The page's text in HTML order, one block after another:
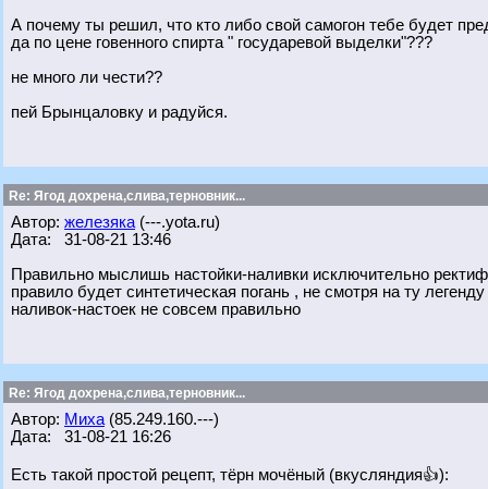
А почему ты решил, что кто либо свой самогон тебе будет
да по цене говенного спирта " государевой выделки"???
не много ли чести??
пей Брынцаловку и радуйся.
Re: Ягод дохрена,слива,терновник...
Автор: железяка (---.yota.ru)
Дата: 31-08-21 13:46
Правильно мыслишь настойки-наливки исключительно
правило будет синтетическая погань , не смотря на ту
наливок-настоек не совсем правильно
Re: Ягод дохрена,слива,терновник...
Автор: Миха (85.249.160.---)
Дата: 31-08-21 16:26
Есть такой простой рецепт, тёрн мочёный (вкусляндия👍):